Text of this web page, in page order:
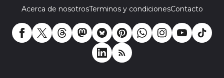
Acerca de nosotrosTerminos y condicionesContacto